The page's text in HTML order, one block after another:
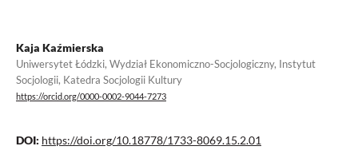
Kaja Kaźmierska
Uniwersytet Łódzki, Wydział Ekonomiczno-Socjologiczny, Instytut
Socjologii, Katedra Socjologii Kultury
https://orcid.org/0000-0002-9044-7273
DOI: https://doi.org/10.18778/1733-8069.15.2.01